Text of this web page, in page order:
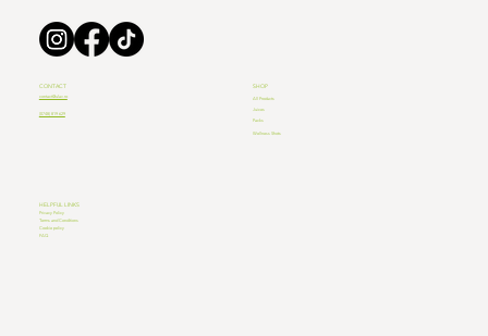
CONTACT
contact@ulav.ro
(0748) 819 629
SHOP
All Products
Juices
Packs
Wellness Shots
HELPFUL LINKS
Privacy Policy
Terms and Conditions
Cookie policy
FAQ